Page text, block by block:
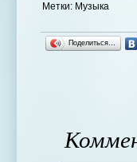
Метки: Музыка
Поделиться…